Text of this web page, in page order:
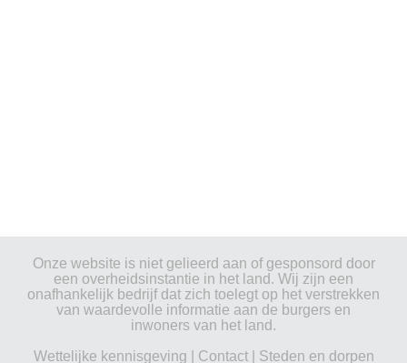
Onze website is niet gelieerd aan of gesponsord door
een overheidsinstantie in het land. Wij zijn een
onafhankelijk bedrijf dat zich toelegt op het verstrekken
van waardevolle informatie aan de burgers en
inwoners van het land.
Wettelijke kennisgeving
Contact| Steden en dorpen